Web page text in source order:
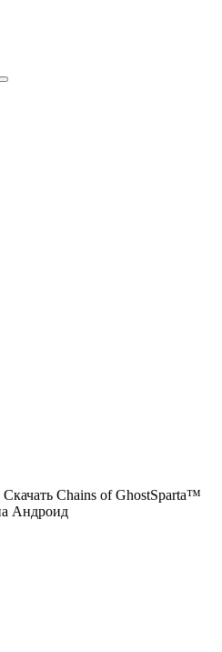
Скачать Chains of GhostSparta™
Андроид